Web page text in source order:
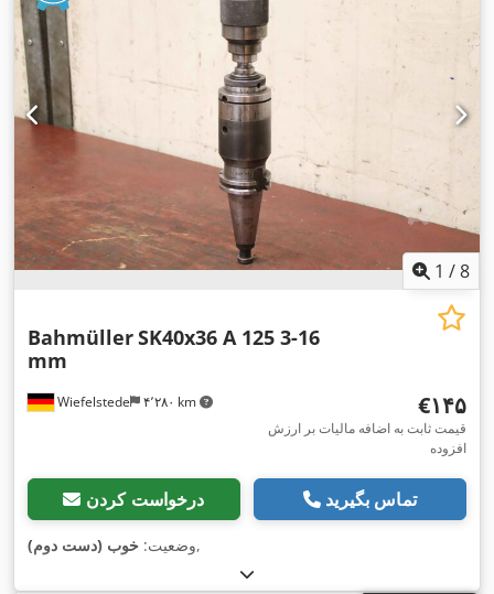
1 /8
Wiefelstede ۴٬۲۸۰ km
BahmüllerSK40x36 A 125 3-16
mm
‎€۱۴۵
قیمت ثابت به اضافه مالیات بر ارزش
افزوده
درخواست کردن تماس بگیرید
وضعیت: خوب (دست دوم) ,